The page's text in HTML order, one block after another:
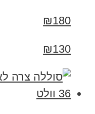
₪180
₪130